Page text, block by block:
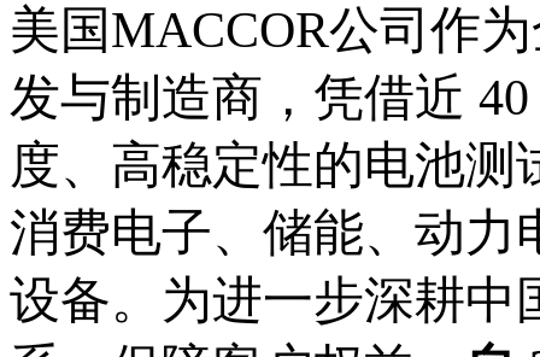
美国MACCOR公司作
发与制造商，凭借近
度、高稳定性的电池
消费电子、 储能、动力
设备。为进一步深耕中